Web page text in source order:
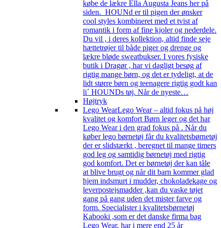
købe de lækre Ella Augusta Jeans her på
siden. HOUNd er til pigen der ønsker
cool styles kombineret med et tvist af
romantik i form af fine kjoler og nederdele.
Du vil , i deres kollektion, altid finde seje
hættetrøjer til både piger og drenge og
lækre bløde sweatbukser. I vores fysiske
butik i Dragør , har vi dagligt besøg af
rigtig mange børn, og det er tydeligt, at de
lidt større børn og teenagere rigtig godt kan
li´ HOUNDs tøj. Når de nyeste…
Højtryk
Lego WearLego Wear – altid fokus på høj
kvalitet og komfort Børn leger og det har
Lego Wear i den grad fokus på . Når du
køber lego børnetøj får du kvalitetsbørnetøj
der er slidstærkt , beregnet til mange timers
god leg og samtidig børnetøj med rigtig
god komfort. Det er børnetøj der kan tåle
at blive brugt og når dit barn kommer glad
hjem indsmurt i mudder, chokoladekage og
leverpostejsmadder ,kan du vaske tøjet
gang på gang uden det mister farve og
form. Specialister i kvalitetsbørnetøj
Kabooki ,som er det danske firma bag
Lego Wear, har i mere end 25 år